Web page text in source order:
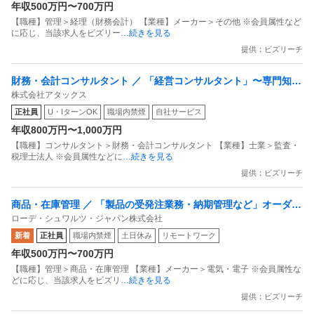
年収500万円〜700万円
【職種】管理＞経理（財務会計） 【業種】メーカー＞その他 ※会員属性など
に応じ、当該求人をビズリー…続きを見る
提供：ビズリーチ
財務・会計コンサルタント ／ 「経営コンサルタント」〜専門知識
を活用した創造性あふれる仕事を〜
株式会社アタックス
正社員 U・IターンOK 職場内禁煙 自社サービス
年収800万円〜1,000万円
【職種】コンサルタント＞財務・会計コンサルタント 【業種】士業＞監査・
税理士法人 ※会員属性などに…続きを見る
提供：ビズリーチ
商品・在庫管理 ／ 「製品の受発注業務・納期管理など」オーダー
プロセッシング スペシャリスト
ローデ・シュワルツ・ジャパン株式会社
新着 正社員 職場内禁煙 土日休み リモートワーク
年収500万円〜700万円
【職種】管理＞商品・在庫管理 【業種】メーカー＞電気・電子 ※会員属性な
どに応じ、当該求人をビズリ …続きを見る
提供：ビズリーチ